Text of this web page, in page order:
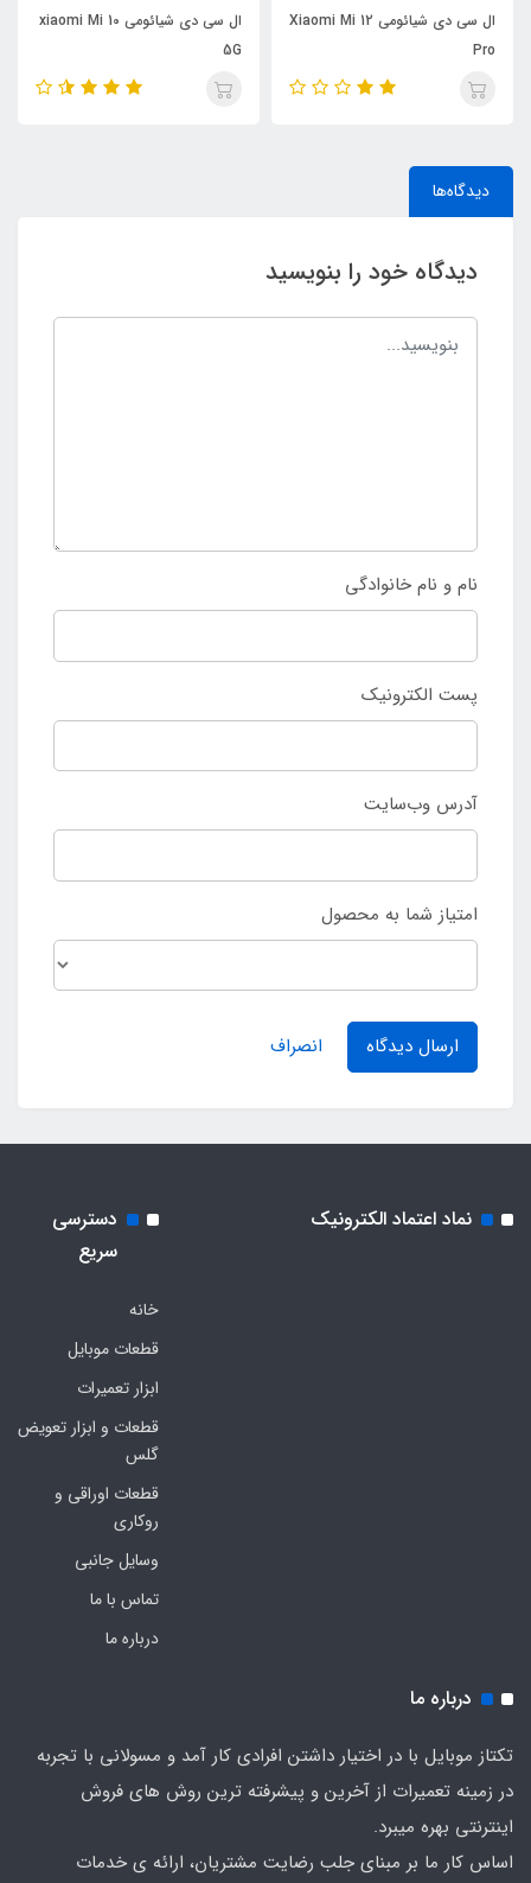
ال سی دی شیائومی Xiaomi Mi 12
Pro
ال سی دی شیائومی xiaomi Mi 10
5G
دیدگاه‌ها
دیدگاه خود را بنویسید
نام و نام خانوادگی
پست الکترونیک
آدرس وب‌سایت
امتیاز شما به محصول
ارسال دیدگاه انصراف
نماد اعتماد الکترونیک
دسترسی
سریع
خانه
قطعات موبایل
ابزار تعمیرات
قطعات و ابزار تعویض
گلس
قطعات اوراقی و
روکاری
وسایل جانبی
تماس با ما
درباره ما
درباره ما
تکتاز موبایل با در اختیار داشتن افرادی کار آمد و مسولانی با تجربه
در زمینه تعمیرات از آخرین و پیشرفته ترین روش های فروش
اینترنتی بهره میبرد.
اساس کار ما بر مبنای جلب رضایت مشتریان، ارائه ی خدمات